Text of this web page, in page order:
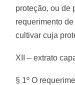
proteção, ou de
requerimento
cultivar cuja
XII – extrato
§ 1º O